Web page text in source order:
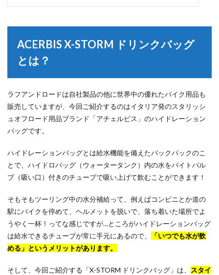
ACERBIS X-STORM ドリンクバッグ
とは？
ラフアンドロードは自社製品の他に世界中の優れたバイク用品も
販売していますが、今回ご紹介するのはイタリア発のスタリッシ
ュオフロード用品ブランド「アチェルビス」のハイドレーション
バッグです。
ハイドレーションバッグとは給水機能を備えたバックパックのこ
とで、ハイドロバッグ（ウォータータンク）内の水をバイトバル
ブ（吸い口）付きのチューブで吸い上げて飲むことができます！
そもそもツーリング中の水分補給って、例えばコンビニとか道の
駅にバイクを停めて、ヘルメットを脱いで、落ち着いた場所でよ
うやく一杯！ってな感じですが…ところがハイドレーションバッグ
は給水できるチューブが常に手元にあるので、
「いつでも水が飲
める」というメリットがあります。
そして、今回ご紹介する「X-STORM ドリンクバッグ」は、
スタイ